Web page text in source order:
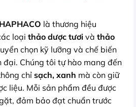
là thương hiệu
loại thảo dược tươi và thảo
chọn kỹ lưỡng và chế biến
đại. Chúng tôi tự hào mang đến
chỉ sạch, xanh mà còn giữ
liệu. Mỗi sản phẩm đều được
đảm bảo đạt chuẩn trước